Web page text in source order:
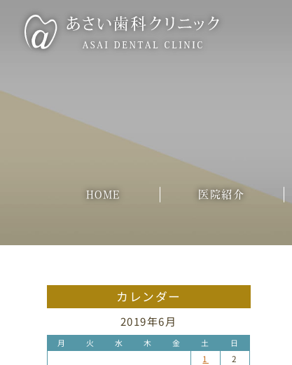
HOME 医院紹介
カレンダー
2019年6月
月 火 水 木 金 土 日
1
2